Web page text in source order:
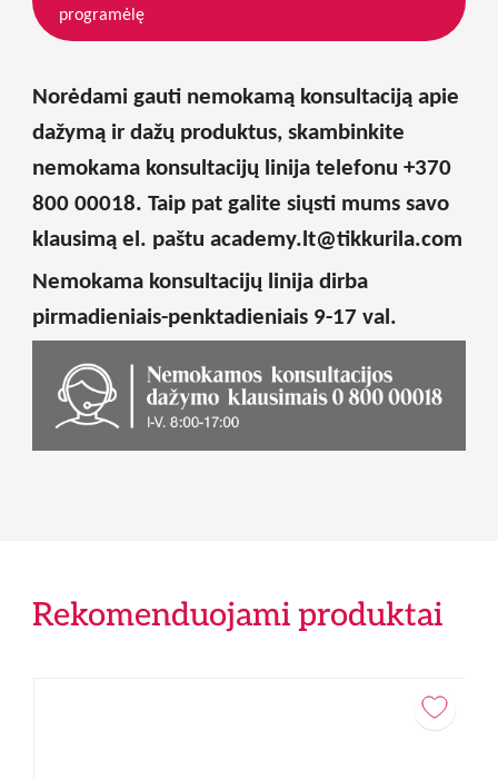
programėlę
Norėdami gauti nemokamą konsultaciją apie
dažymą ir dažų produktus, skambinkite
nemokama konsultacijų linija telefonu +370
800 00018. Taip pat galite siųsti mums savo
klausimą el. paštu academy.lt@tikkurila.com
Nemokama konsultacijų linija dirba
pirmadieniais-penktadieniais 9-17 val.
Rekomenduojami produktai